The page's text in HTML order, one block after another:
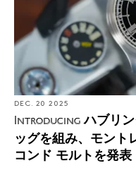
DEC. 20 2025
Introducing ハブリ
ッグを組み、モント
コンド モルトを発表